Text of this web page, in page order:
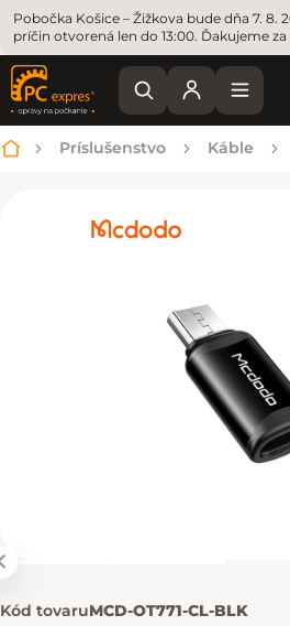
Pobočka Košice – Žižkova bude dňa 7. 8.
príčin otvorená len do 13:00. Ďakujeme
Domov
Príslušenstvo Káble
Kód tovaruMCD-OT771-CL-BLK